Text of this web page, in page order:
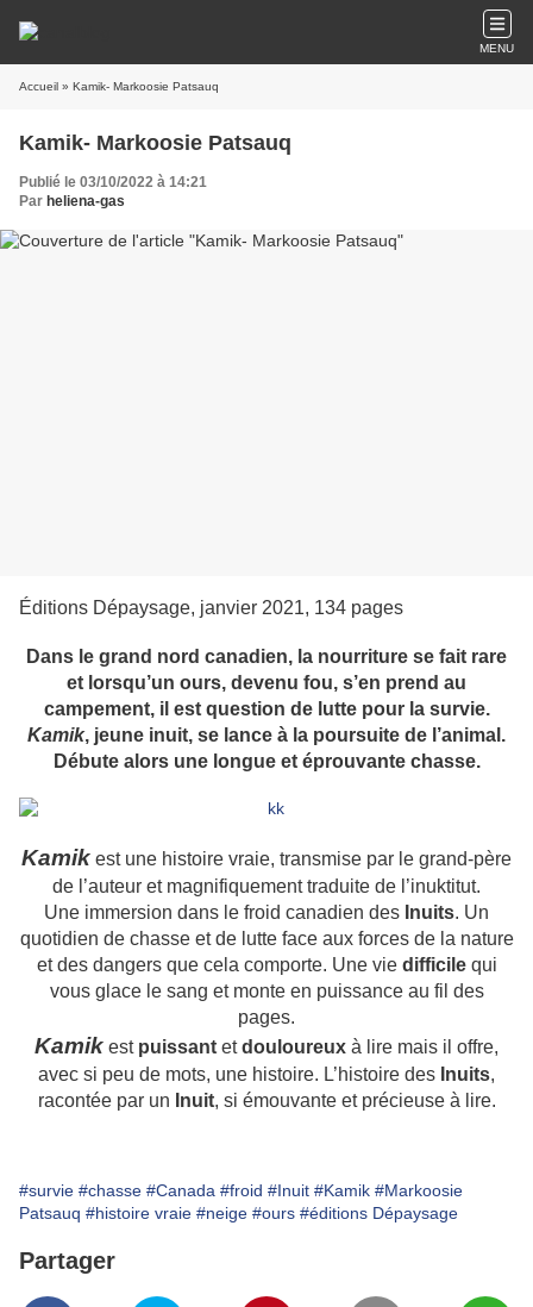
MENU
Accueil » Kamik- Markoosie Patsauq
Kamik- Markoosie Patsauq
Publié le 03/10/2022 à 14:21
Par heliena-gas
Éditions Dépaysage, janvier 2021, 134 pages
Dans le grand nord canadien, la nourriture se fait rare
et lorsqu’un ours, devenu fou, s’en prend au
campement, il est question de lutte pour la survie.
Kamik, jeune inuit, se lance à la poursuite de l’animal.
Débute alors une longue et éprouvante chasse.
Kamik est une histoire vraie, transmise par le grand-père
de l’auteur et magnifiquement traduite de l’inuktitut.
Une immersion dans le froid canadien des Inuits. Un
quotidien de chasse et de lutte face aux forces de la nature
et des dangers que cela comporte. Une vie difficilequi
vous glace le sang et monte en puissance au fil des
pages.
Kamik est puissant etdouloureux à lire mais il offre,
avec si peu de mots, une histoire. L’histoire des Inuits,
racontée par un Inuit, si émouvante et précieuse à lire.
#survie #chasse #Canada #froid #Inuit #Kamik #Markoosie
Patsauq #histoire vraie #neige #ours #éditions Dépaysage
Partager